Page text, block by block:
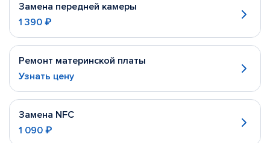
Замена передней камеры
1 390 ₽
Ремонт материнской платы
Узнать цену
Замена NFC
1 090 ₽